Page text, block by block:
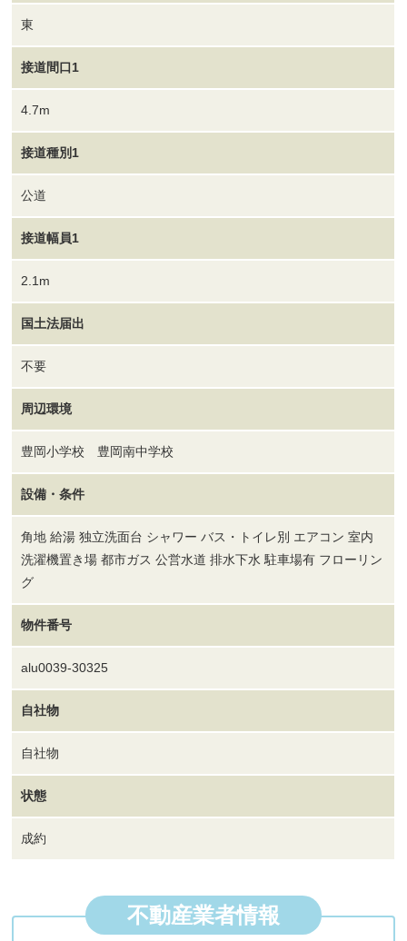
東
接道間口1
4.7m
接道種別1
公道
接道幅員1
2.1m
国土法届出
不要
周辺環境
豊岡小学校 豊岡南中学校
設備・条件
角地 給湯 独立洗面台 シャワー バス・トイレ別 エアコン 室内
洗濯機置き場 都市ガス 公営水道 排水下水 駐車場有 フローリン
グ
物件番号
alu0039-30325
自社物
自社物
状態
成約
不動産業者情報